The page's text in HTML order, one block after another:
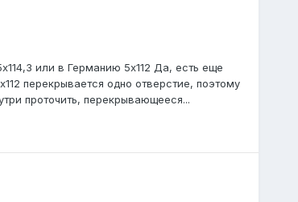
или в Германию 5х112 Да, есть еще
перекрывается одно отверстие, поэтому
проточить, перекрывающееся...